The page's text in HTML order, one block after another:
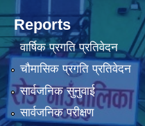
Reports
वार्षिक प्रगति प्रतिवेदन
चौमासिक प्रगति प्रतिवेदन
सार्वजनिक सुनुवाई
सार्वजनिक परीक्षण